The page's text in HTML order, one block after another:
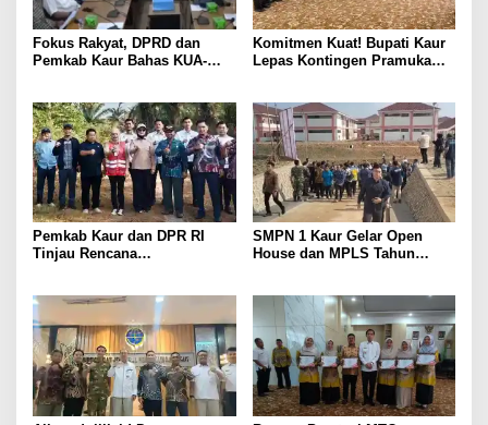
Fokus Rakyat, DPRD dan
Pemkab Kaur Bahas KUA-
Komitmen Kuat! Bupati Kaur
Lepas Kontingen Pramuka
Pemkab Kaur dan DPR RI
Tinjau Rencana
SMPN 1 Kaur Gelar Open
House dan MPLS Tahun